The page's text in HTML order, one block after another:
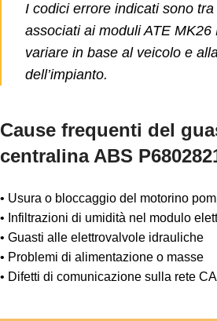
I codici errore indicati sono
associati ai moduli ATE
variare in base al veicolo e
dell’impianto.
Cause frequenti del
centralina ABS
• Usura o bloccaggio del motorino
• Infiltrazioni di umidità nel modulo
• Guasti alle elettrovalvole idrauliche
• Problemi di alimentazione o masse
• Difetti di comunicazione sulla rete